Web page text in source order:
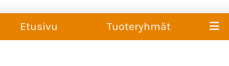
Etusivu Tuoteryhmät